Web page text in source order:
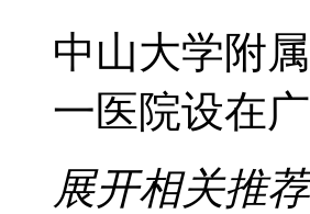
中山大学附
一医院设在
展开相关推